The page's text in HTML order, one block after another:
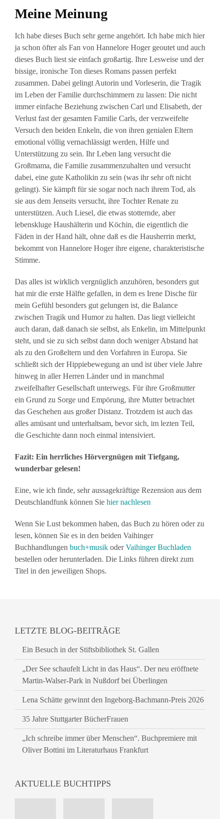
Meine Meinung
Ich habe dieses Buch sehr gerne angehört. Ich habe mich hier
ja schon öfter als Fan von Hannelore Hoger geoutet und auch
dieses Buch liest sie einfach großartig. Ihre Lesweise und der
bissige, ironische Ton dieses Romans passen perfekt
zusammen. Dabei gelingt Autorin und Vorleserin, die Tragik
im Leben der Familie durchschimmern zu lassen: Die nicht
immer einfache Beziehung zwischen Carl und Elisabeth, der
Verlust fast der gesamten Familie Carls, der verzweifelte
Versuch den beiden Enkeln, die von ihren genialen Eltern
emotional völlig vernachlässigt werden, Hilfe und
Unterstützung zu sein. Ihr Leben lang versucht die
Großmama, die Familie zusammenzuhalten und versucht
dabei, eine gute Katholikin zu sein (was ihr sehr oft nicht
gelingt). Sie kämpft für sie sogar noch nach ihrem Tod, als
sie aus dem Jenseits versucht, ihre Tochter Renate zu
unterstützen. Auch Liesel, die etwas stotternde, aber
lebenskluge Haushälterin und Köchin, die eigentlich die
Fäden in der Hand hält, ohne daß es die Hausherrin merkt,
bekommt von Hannelore Hoger ihre eigene, charakteristische
Stimme.
Das alles ist wirklich vergnüglich anzuhören, besonders gut
hat mir die erste Hälfte gefallen, in dem es Irene Dische für
mein Gefühl besonders gut gelungen ist, die Balance
zwischen Tragik und Humor zu halten. Das liegt vielleicht
auch daran, daß danach sie selbst, als Enkelin, im Mittelpunkt
steht, und sie zu sich selbst dann doch weniger Abstand hat
als zu den Großeltern und den Vorfahren in Europa. Sie
schließt sich der Hippiebewegung an und ist über viele Jahre
hinweg in aller Herren Länder und in manchmal
zweifelhafter Gesellschaft unterwegs. Für ihre Großmutter
ein Grund zu Sorge und Empörung, ihre Mutter betrachtet
das Geschehen aus großer Distanz. Trotzdem ist auch das
alles amüsant und unterhaltsam, bevor sich, im lezten Teil,
die Geschichte dann noch einmal intensiviert.
Fazit: Ein herrliches Hörvergnügen mit Tiefgang,
wunderbar gelesen!
Eine, wie ich finde, sehr aussagekräftige Rezension aus dem
Deutschlandfunk können Sie hier nachlesen
Wenn Sie Lust bekommen haben, das Buch zu hören oder zu
lesen, können Sie es in den beiden Vaihinger
Buchhandlungen buch+musik oderVaihinger Buchladen
bestellen oder herunterladen. Die Links führen direkt zum
Titel in den jeweiligen Shops.
LETZTE BLOG-BEITRÄGE
Ein Besuch in der Stiftsbibliothek St. Gallen
„Der See schaufelt Licht in das Haus“. Der neu eröffnete
Martin-Walser-Park in Nußdorf bei Überlingen
Lena Schätte gewinnt den Ingeborg-Bachmann-Preis 2026
35 Jahre Stuttgarter BücherFrauen
„Ich schreibe immer über Menschen“. Buchpremiere mit
Oliver Bottini im Literaturhaus Frankfurt
AKTUELLE BUCHTIPPS